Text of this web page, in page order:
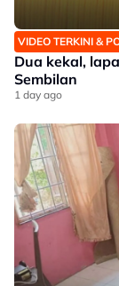
VIDEO TERKINI &
Dua kekal,
Sembilan
1 day ago